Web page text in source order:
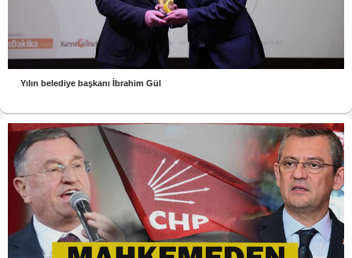
Yılın belediye başkanı İbrahim Gül